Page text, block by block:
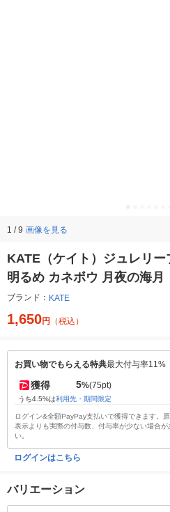
1 / 9 画像を見る
KATE（ケイト）ジュレリー
明るめ カネボウ 月夜の海月
ブランド： KATE
1,650円 （税込）
お買い物でもらえる特典最大付与率11%
獲得 5%(75pt)
うち4.5%は利用先・期間限定
ログイン&全額PayPay支払いで獲得できます。
表示よりも実際の付与数、付与率が少ない場合
い。
ログインはこちら
バリエーション